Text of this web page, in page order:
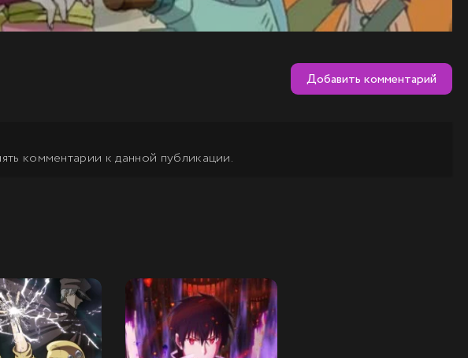
Добавить комментарий
комментарии к данной публикации.